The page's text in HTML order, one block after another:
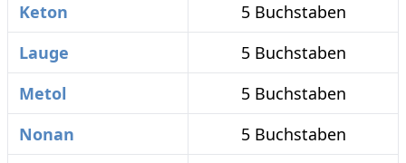
Keton
5 Buchstaben
Lauge
5 Buchstaben
Metol
5 Buchstaben
Nonan
5 Buchstaben